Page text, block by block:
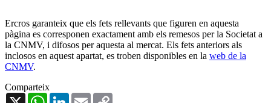
Ercros garanteix que els fets rellevants que figuren en aquesta
pàgina es corresponen exactament amb els remesos per la Societat a
la CNMV, i difosos per aquesta al mercat. Els fets anteriors als
inclosos en aquest apartat, es troben disponibles en la web de la
CNMV.
Comparteix
X
WhatsAppLinkedInEmail